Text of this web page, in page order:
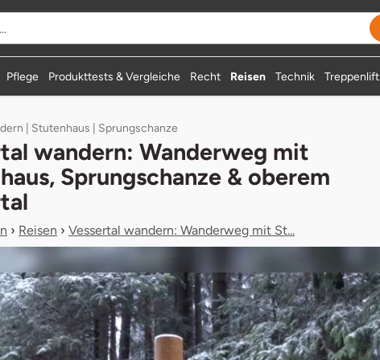
Pflege Produkttests & Vergleiche Recht Reisen Technik Treppenlift
| Stutenhaus | Sprungschanze
wandern: Wanderweg mit
Sprungschanze & oberem
› Reisen › Vessertal wandern: Wanderweg mit St...